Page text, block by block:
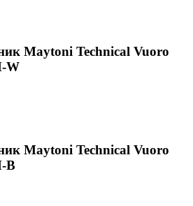
Maytoni Technical Vuoro
W
Maytoni Technical Vuoro
B